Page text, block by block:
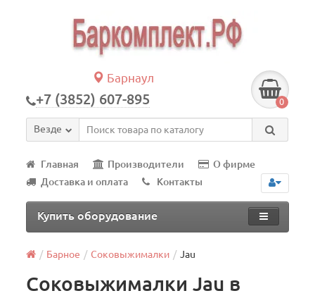
Барнаул
+7 (3852) 607-895 0
Везде
Главная Производители
О фирме
Доставка и оплата
Контакты
Купить оборудование
Барное Соковыжималки Jau
Соковыжималки Jau в